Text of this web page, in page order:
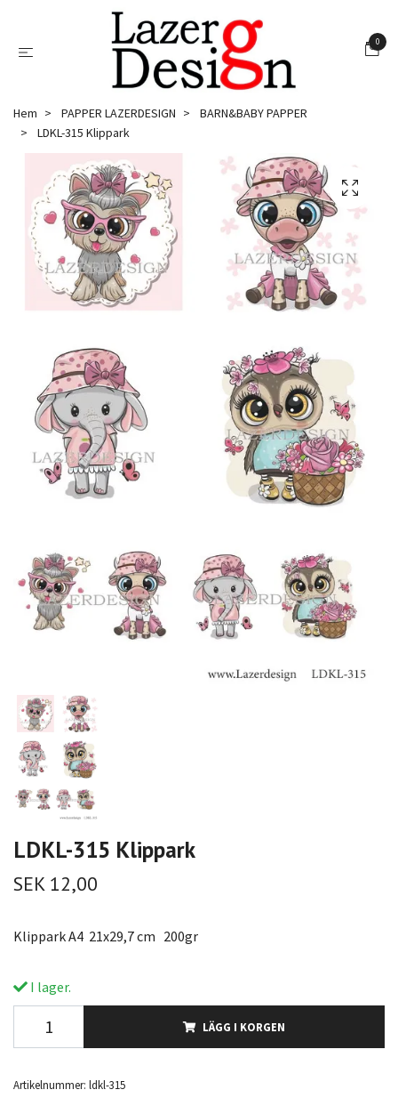
0
Hem PAPPER LAZERDESIGN
BARN&BABY PAPPER
LDKL-315 Klippark
LDKL-315 Klippark
SEK 12,00
Klippark A4 21x29,7 cm 200gr
I lager.
LÄGG I KORGEN
Artikelnummer: ldkl-315